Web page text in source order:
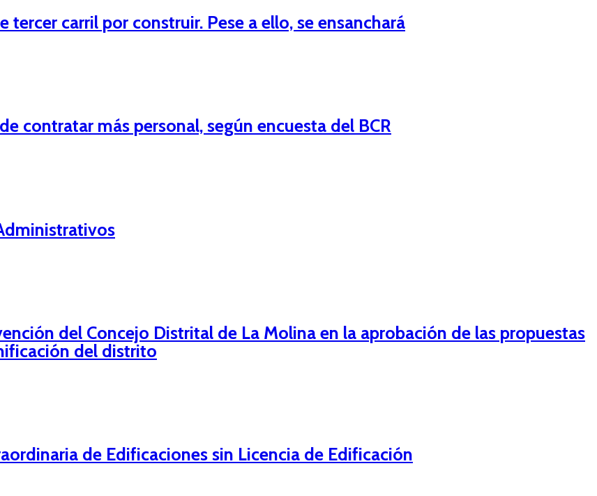
carril por construir. Pese a ello, se ensanchará
contratar más personal, según encuesta del BCR
del Concejo Distrital de La Molina en la aprobación de las propuestas
del distrito
de Edificaciones sin Licencia de Edificación